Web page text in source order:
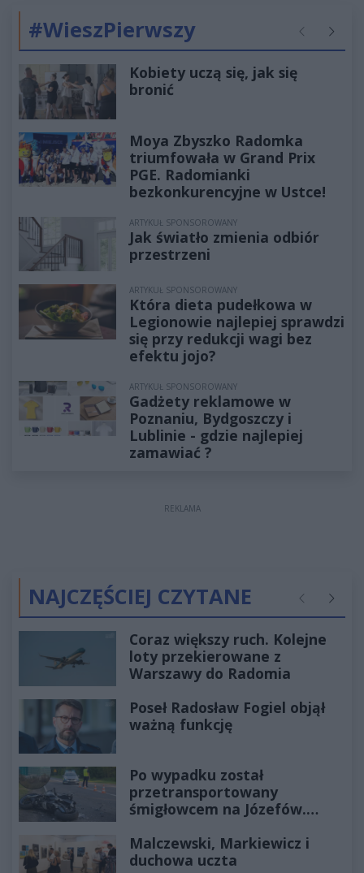
#WieszPierwszy Poprzednie
Kobiety uczą się, jak się
bronić
Moya Zbyszko Radomka
triumfowała w Grand Prix
PGE. Radomianki
bezkonkurencyjne w Ustce!
ARTYKUŁ SPONSOROWANY
Jak światło zmienia odbiór
przestrzeni
ARTYKUŁ SPONSOROWANY
Która dieta pudełkowa w
Legionowie najlepiej sprawdzi
się przy redukcji wagi bez
efektu jojo?
ARTYKUŁ SPONSOROWANY
Gadżety reklamowe w
Poznaniu, Bydgoszczy i
Lublinie - gdzie najlepiej
zamawiać ?
REKLAMA
NAJCZĘŚCIEJ CZYTANE Poprzednie
Coraz większy ruch. Kolejne
loty przekierowane z
Warszawy do Radomia
Poseł Radosław Fogiel objął
ważną funkcję
Po wypadku został
przetransportowany
śmigłowcem na Józefów.
Malczewski, Markiewicz i
duchowa uczta